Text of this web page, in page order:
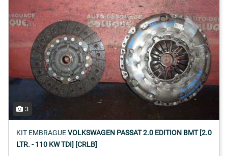
3
KIT EMBRAGUEVOLKSWAGEN PASSAT 2.0 EDITION BMT [2.0
LTR. - 110 KW TDI] [CRLB]